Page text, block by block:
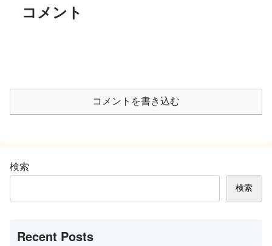
コメント
コメントを書き込む
検索
検索
Recent Posts